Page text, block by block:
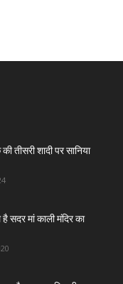
तीसरी शादी पर सानिया
सदर मां काली मंदिर का